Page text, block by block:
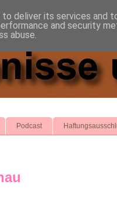
Podcast
deliver its services and
and security
abuse.